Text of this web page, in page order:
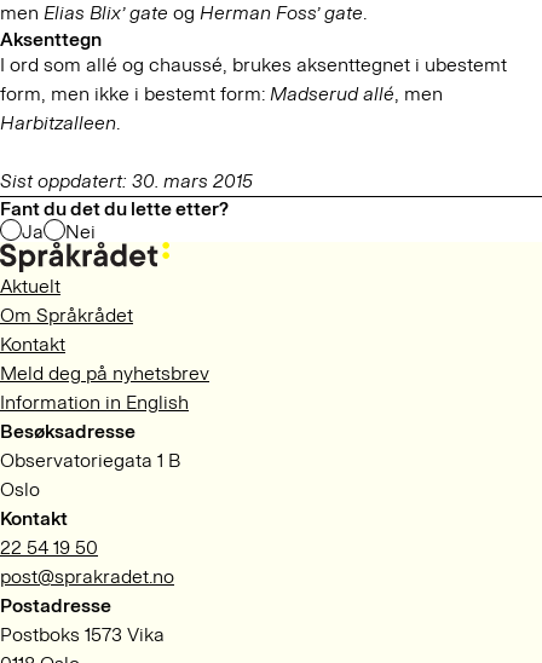
men Elias Blix’ gate og Herman Foss’ gate.
Aksenttegn
I ord som allé og chaussé, brukes aksenttegnet i ubestemt
form, men ikke i bestemt form: Madserud allé, men
Harbitzalleen.
Sist oppdatert: 30. mars 2015
Fant du det du lette etter?
Ja
Nei
Aktuelt
Om Språkrådet
Kontakt
Meld deg på nyhetsbrev
Information in English
Besøksadresse
Observatoriegata 1 B
Oslo
Kontakt
22 54 19 50
post@sprakradet.no
Postadresse
Postboks 1573 Vika